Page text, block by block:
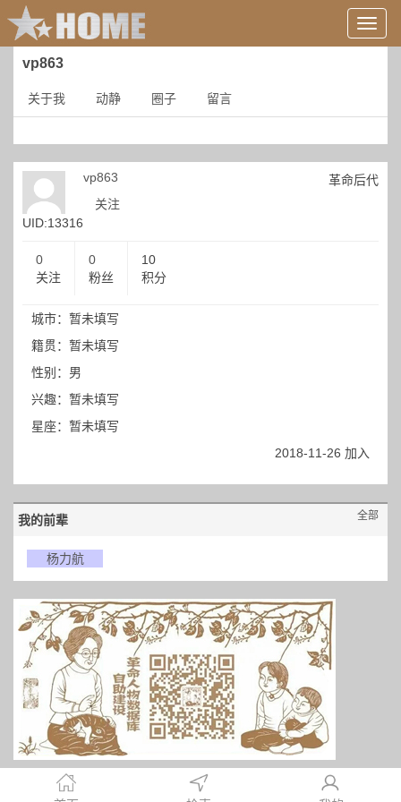
用
户
录
vp863
关于我 动静 圈子 留言
UID:13316
vp863
关注
革命后代
0
关注
0
粉丝
10
积分
城市：暂未填写
籍贯：暂未填写
性别：男
兴趣：暂未填写
星座：暂未填写
2018-11-26 加入
我的前辈 全部
杨力航